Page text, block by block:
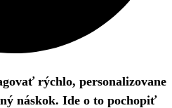
rýchlo, personalizovane
náskok. Ide o to pochopiť